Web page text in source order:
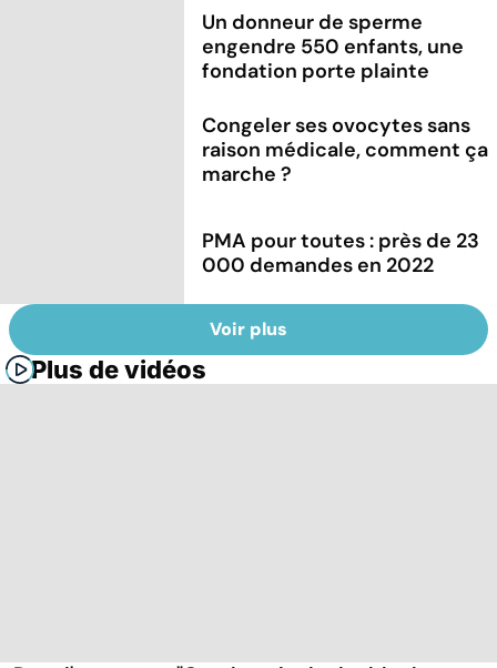
Un donneur de sperme
engendre 550 enfants, une
fondation porte plainte
Congeler ses ovocytes sans
raison médicale, comment ça
marche ?
PMA pour toutes : près de 23
000 demandes en 2022
Voir plus
Plus de vidéos